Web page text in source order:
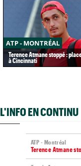
ATP - MONTRÉAL
Terence Atmane stoppé :
à Cincinnati
L'INFO EN CONTINU
ATP - Montréal
Terence Atmane